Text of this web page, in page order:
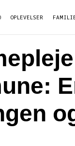
OPLEVELSER